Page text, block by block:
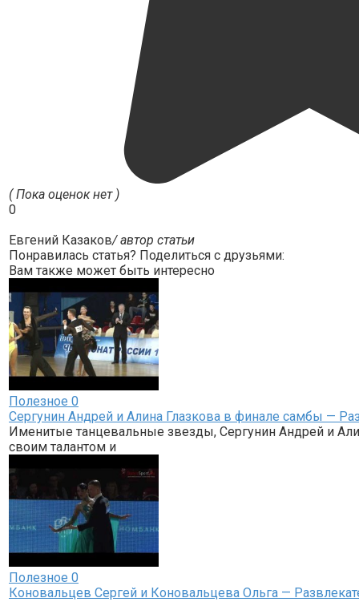
( Пока оценок нет )
0
Евгений Казаков/ автор статьи
Понравилась статья? Поделиться с друзьями:
Вам также может быть интересно
Полезное 0
Сергунин Андрей и Алина Глазкова в финале самбы —
Именитые танцевальные звезды, Сергунин Андрей и
своим талантом и
Полезное 0
Коновальцев Сергей и Коновальцева Ольга —